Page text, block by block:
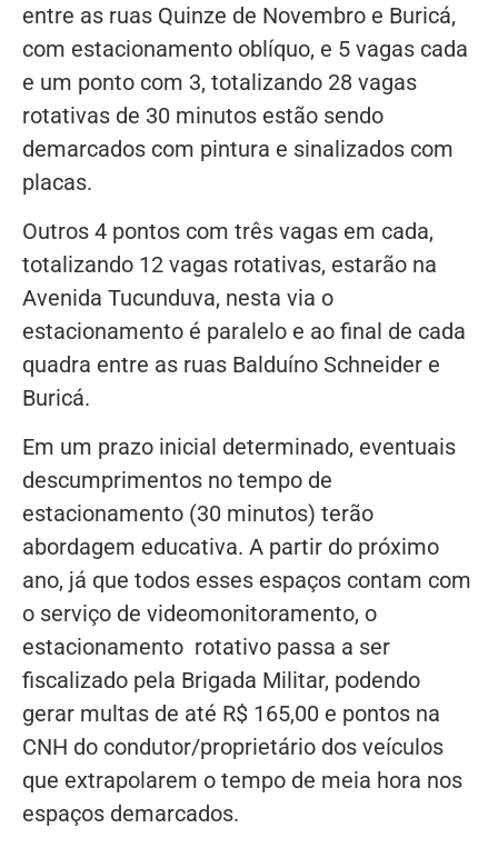
entre as ruas Quinze de Novembro e Buricá,
com estacionamento oblíquo, e 5 vagas cada
e um ponto com 3, totalizando 28 vagas
rotativas de 30 minutos estão sendo
demarcados com pintura e sinalizados com
placas.
Outros 4 pontos com três vagas em cada,
totalizando 12 vagas rotativas, estarão na
Avenida Tucunduva, nesta via o
estacionamento é paralelo e ao final de cada
quadra entre as ruas Balduíno Schneider e
Buricá.
Em um prazo inicial determinado, eventuais
descumprimentos no tempo de
estacionamento (30 minutos) terão
abordagem educativa. A partir do próximo
ano, já que todos esses espaços contam com
o serviço de videomonitoramento, o
estacionamento rotativo passa a ser
fiscalizado pela Brigada Militar, podendo
gerar multas de até R$ 165,00 e pontos na
CNH do condutor/proprietário dos veículos
que extrapolarem o tempo de meia hora nos
espaços demarcados.